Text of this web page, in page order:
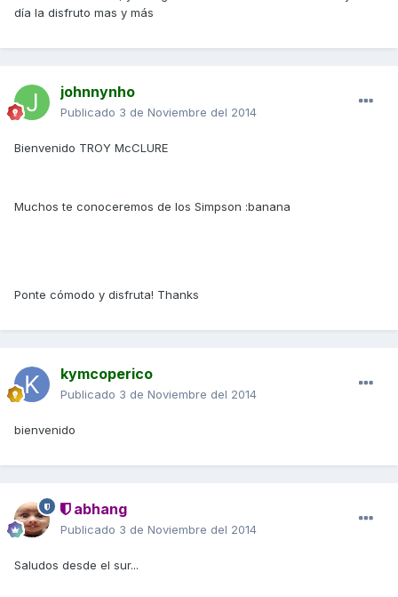
día la disfruto mas y más
johnnynho
Publicado 3 de Noviembre del 2014
Bienvenido TROY McCLURE
Muchos te conoceremos de los Simpson :banana
Ponte cómodo y disfruta! Thanks
kymcoperico
Publicado 3 de Noviembre del 2014
bienvenido
abhang
Publicado 3 de Noviembre del 2014
Saludos desde el sur...